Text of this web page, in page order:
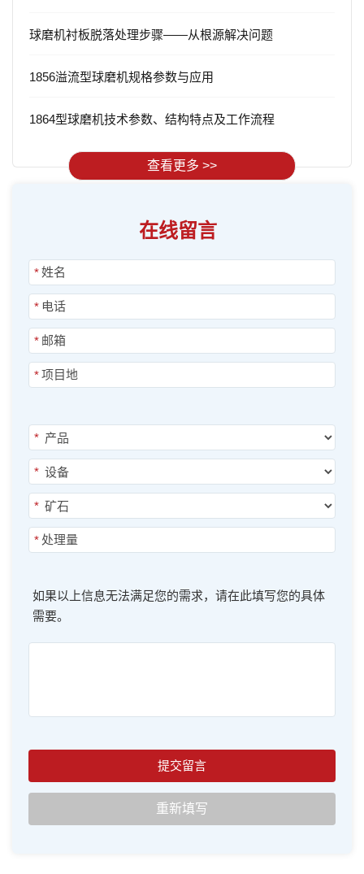
球磨机衬板脱落处理步骤——从根源解决问题
1856溢流型球磨机规格参数与应用
1864型球磨机技术参数、结构特点及工作流程
查看更多 >>
在线留言
*
*
*
*
*
*
*
*
如果以上信息无法满足您的需求，请在此填写您的具体
需要。